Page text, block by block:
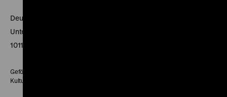
Deutsches Historisches Museum
Unter den Linden 2
10117 Berlin
Gefördert mit Mitteln des Beauftragten der Bundesregierung für
Kultur und Medien